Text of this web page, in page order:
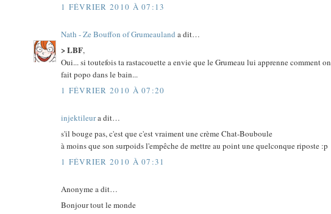
1 FÉVRIER 2010 À 07:13
Nath - Ze Bouffon of Grumeauland a dit…
> LBF,
Oui... si toutefois ta rastacouette a envie que le Grumeau lui apprenne comment on
fait popo dans le bain...
1 FÉVRIER 2010 À 07:20
injektileura dit…
s'il bouge pas, c'est que c'est vraiment une crème Chat-Bouboule
à moins que son surpoids l'empêche de mettre au point une quelconque riposte :p
1 FÉVRIER 2010 À 07:31
Anonyme a dit…
Bonjour tout le monde